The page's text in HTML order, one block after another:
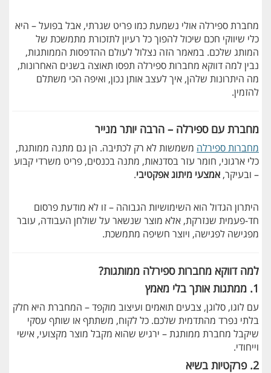
מחברת ספירלה אולי נשמעת כמו פריט שגרתי, אבל בפועל – היא
כלי שיווקי חכם שיכול להפוך כל רעיון לתזכורת מתמשכת של
המותג שלכם. במאמר הזה נצלול לעולם ההדפסות הממותגות,
נבין למה דווקא מחברות ספירלה תפסו תאוצה בשנים האחרונות,
מה היתרונות שלהן, איך לעצב אותן נכון, ואיפה הכי משתלם
להזמין.
מחברת עם ספירלה – הרבה יותר מנייר
מחברות ספירלה משמשות לא רק לכתיבה. הן גם מתנה ממותגת,
כלי ארגוני, חומר עזר בסדנאות, מתנה בכנסים, פריט משרדי קבוע
– ובעיקר, אמצעי מיתוג אפקטיבי.
היתרון הגדול הוא השימושיות הגבוהה – זו לא מודעת פרסום
חד-פעמית שנזרקת, אלא מוצר שנשאר על שולחן העבודה, עובר
מפגישה לפגישה, ויוצר חשיפה מתמשכת.
למה דווקא מחברות ספירלה ממותגות?
1. ממתגות אותך בלי מאמץ
עם לוגו, סלוגן, צבעים תואמים ועיצוב מוקפד – המחברת היא חלק
בלתי נפרד מהתדמית שלכם. כל לקוח, משתתף או שותף עסקי
שיקבל מחברת ממותגת – ירגיש שהוא מקבל מוצר מקצועי, אישי
וייחודי.
2. פרקטיות בשיא